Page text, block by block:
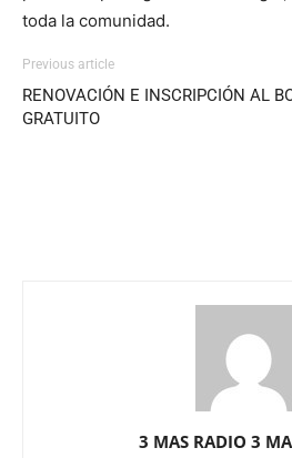
toda la comunidad.
Previous article
RENOVACIÓN E INSCRIPCIÓN AL
GRATUITO
3 MAS RADIO 3